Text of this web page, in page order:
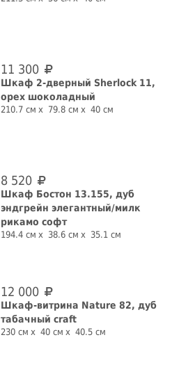
11 300
Шкаф 2-дверный Sherlock 11,
орех шоколадный
210.7 см 79.8 см 40 см
8 520
Шкаф Бостон 13.155, дуб
эндгрейн элегантный/милк
рикамо софт
194.4 см 38.6 см 35.1 см
12 000
Шкаф-витрина Nature 82, дуб
табачный craft
230 см 40 см 40.5 см